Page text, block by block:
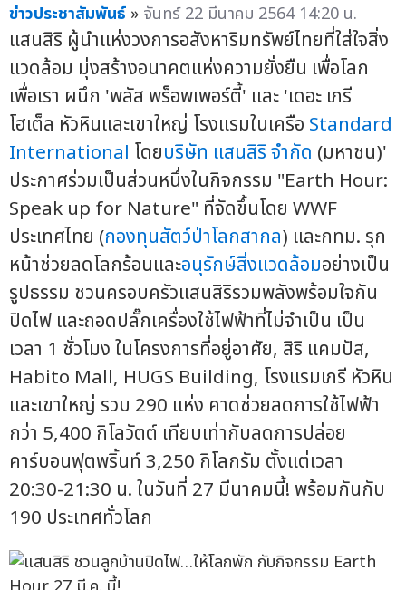
ข่าวประชาสัมพันธ์ » จันทร์ 22 มีนาคม 2564 14:20 น.
แสนสิริ ผู้นำแห่งวงการอสังหาริมทรัพย์ไทยที่ใส่ใจสิ่ง
แวดล้อม มุ่งสร้างอนาคตแห่งความยั่งยืน เพื่อโลก
เพื่อเรา ผนึก 'พลัส พร็อพเพอร์ตี้' และ 'เดอะ เภรี
โฮเต็ล หัวหินและเขาใหญ่ โรงแรมในเครือ Standard
International โดยบริษัท แสนสิริ จำกัด (มหาชน)'
ประกาศร่วมเป็นส่วนหนึ่งในกิจกรรม "Earth Hour:
Speak up for Nature" ที่จัดขึ้นโดย WWF
ประเทศไทย (กองทุนสัตว์ป่าโลกสากล) และกทม. รุก
หน้าช่วยลดโลกร้อนและอนุรักษ์สิ่งแวดล้อมอย่างเป็น
รูปธรรม ชวนครอบครัวแสนสิริรวมพลังพร้อมใจกัน
ปิดไฟ และถอดปลั๊กเครื่องใช้ไฟฟ้าที่ไม่จำเป็น เป็น
เวลา 1 ชั่วโมง ในโครงการที่อยู่อาศัย, สิริ แคมปัส,
Habito Mall, HUGS Building, โรงแรมเภรี หัวหิน
และเขาใหญ่ รวม 290 แห่ง คาดช่วยลดการใช้ไฟฟ้า
กว่า 5,400 กิโลวัตต์ เทียบเท่ากับลดการปล่อย
คาร์บอนฟุตพริ้นท์ 3,250 กิโลกรัม ตั้งแต่เวลา
20:30-21:30 น. ในวันที่ 27 มีนาคมนี้! พร้อมกันกับ
190 ประเทศทั่วโลก